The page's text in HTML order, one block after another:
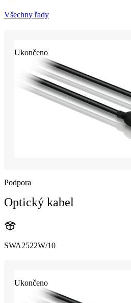
Všechny řady
Ukončeno
Podpora
Optický kabel
SWA2522W/10
Ukončeno